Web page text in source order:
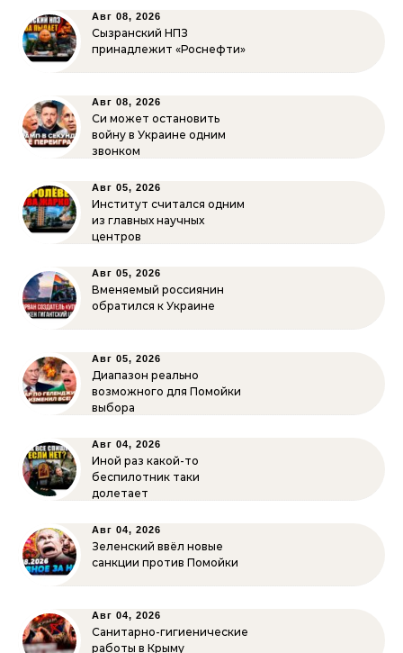
Авг 08, 2026
Сызранский НПЗ
принадлежит «Роснефти»
Авг 08, 2026
Си может остановить
войну в Украине одним
звонком
Авг 05, 2026
Институт считался одним
из главных научных
центров
Авг 05, 2026
Вменяемый россиянин
обратился к Украине
Авг 05, 2026
Диапазон реально
возможного для Помойки
выбора
Авг 04, 2026
Иной раз какой-то
беспилотник таки
долетает
Авг 04, 2026
Зеленский ввёл новые
санкции против Помойки
Авг 04, 2026
Санитарно-гигиенические
работы в Крыму